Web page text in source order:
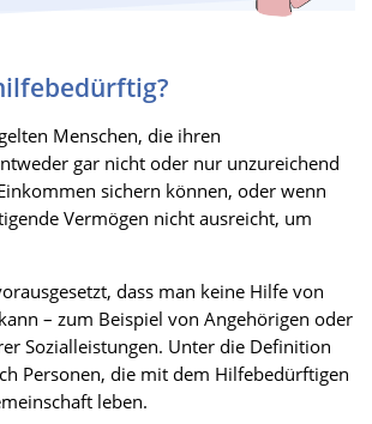
Menschen, die ihren
gar nicht oder nur unzureichend
sichern können, oder wenn
Vermögen nicht ausreicht, um
dass man keine Hilfe von
– zum Beispiel von Angehörigen oder
Sozialleistungen. Unter die Definition
Personen, die mit dem Hilfebedürftigen
leben.